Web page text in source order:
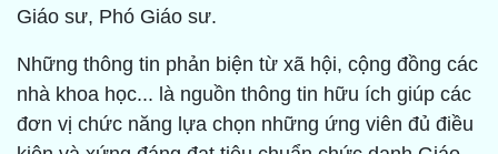
Giáo sư, Phó Giáo sư.
Những thông tin phản biện từ xã hội, cộng đồng các
nhà khoa học... là nguồn thông tin hữu ích giúp các
đơn vị chức năng lựa chọn những ứng viên đủ điều